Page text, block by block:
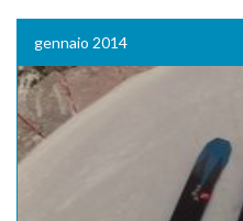
gennaio 2014